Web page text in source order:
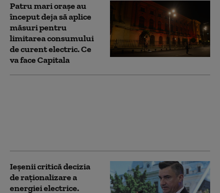
Patru mari orașe au
început deja să aplice
măsuri pentru
limitarea consumului
de curent electric. Ce
va face Capitala
Ieșenii critică decizia
de raționalizare a
energiei electrice.